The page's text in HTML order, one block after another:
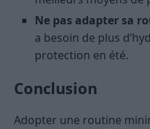
Ne pas adapter sa
a besoin de plus
protection en été.
Conclusion
Adopter une routine